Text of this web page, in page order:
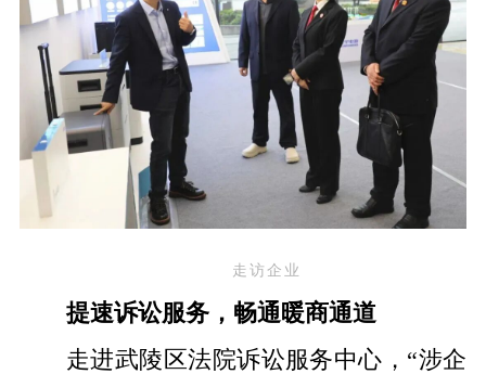
走访企业
提速诉讼服务，畅通暖商通道
走进武陵区法院诉讼服务中心，“涉企